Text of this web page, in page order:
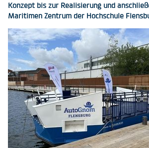
Konzept bis zur Realisierung und
Maritimen Zentrum der Hochschule